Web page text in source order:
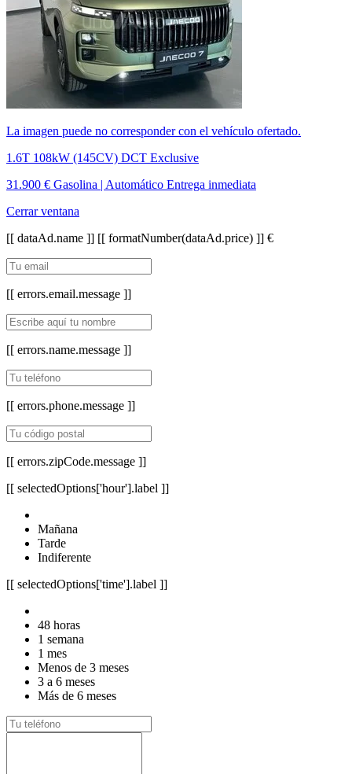
La imagen puede no corresponder con el vehículo ofertado.
1.6T 108kW (145CV) DCT Exclusive
31.900 € Gasolina | Automático Entrega inmediata
Cerrar ventana
[[ dataAd.name ]] [[ formatNumber(dataAd.price) ]] €
[[ errors.email.message ]]
[[ errors.name.message ]]
[[ errors.phone.message ]]
[[ errors.zipCode.message ]]
[[ selectedOptions['hour'].label ]]
Mañana
Tarde
Indiferente
[[ selectedOptions['time'].label ]]
48 horas
1 semana
1 mes
Menos de 3 meses
3 a 6 meses
Más de 6 meses